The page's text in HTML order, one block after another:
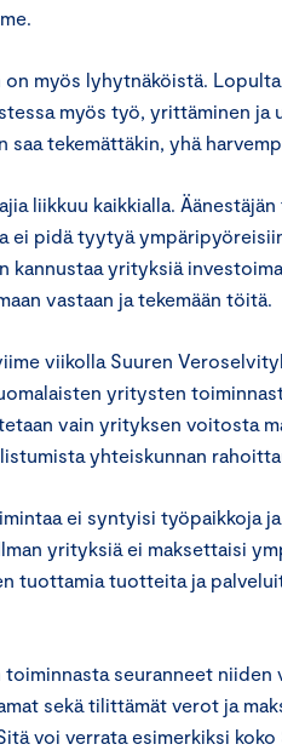
myös lyhytnäköistä.
myös työ, yrittäminen ja
tekemättäkin, yhä
liikkuu kaikkialla.
ei pidä tyytyä
kannustaa yrityksiä
vastaan ja tekemään töitä.
viikolla Suuren
yritysten
vain yrityksen voitosta
yhteiskunnan
ei syntyisi työpaikkoja
yrityksiä ei maksettaisi
tuottamia tuotteita ja
seuranneet niiden
sekä tilittämät verot ja
voi verrata esimerkiksi